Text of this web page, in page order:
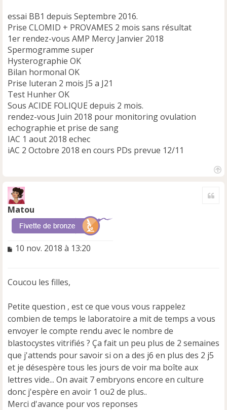
essai BB1 depuis Septembre 2016.
Prise CLOMID + PROVAMES 2 mois sans résultat
1er rendez-vous AMP Mercy Janvier 2018
Spermogramme super
Hysterographie OK
Bilan hormonal OK
Prise luteran 2 mois J5 a J21
Test Hunher OK
Sous ACIDE FOLIQUE depuis 2 mois.
rendez-vous Juin 2018 pour monitoring ovulation
echographie et prise de sang
IAC 1 aout 2018 echec
iAC 2 Octobre 2018 en cours PDs prevue 12/11
Matou
M
a
e
n
o
n
l
u
10 nov. 2018 à 13:20
Coucou les filles,
Petite question , est ce que vous vous rappelez
combien de temps le laboratoire a mit de temps a vous
envoyer le compte rendu avec le nombre de
blastocystes vitrifiés ? Ça fait un peu plus de 2 semaines
que j'attends pour savoir si on a des j6 en plus des 2 j5
et je désespère tous les jours de voir ma boîte aux
lettres vide... On avait 7 embryons encore en culture
donc j'espère en avoir 1 ou2 de plus..
Merci d'avance pour vos reponses